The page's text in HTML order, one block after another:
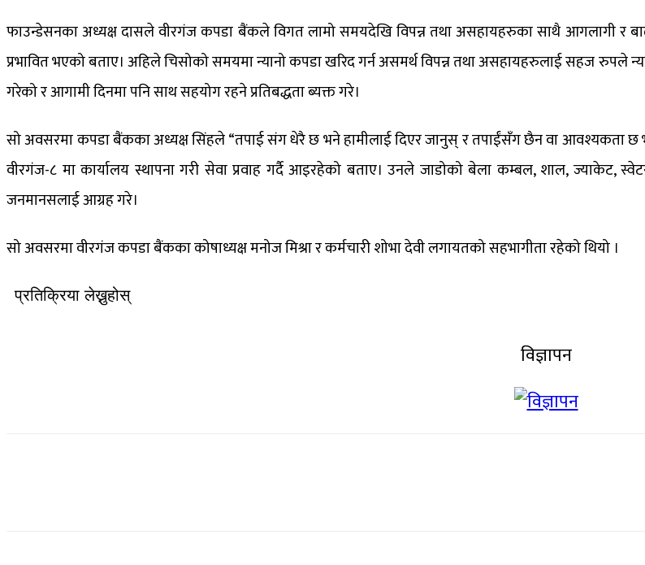
फाउन्डेसनका अध्यक्ष दासले वीरगंज कपडा बैंकले विगत लामो समयदेखि विपन्न तथा असहायहरुका साथै आगलागी र
प्रभावित भएको बताए। अहिले चिसोको समयमा न्यानो कपडा खरिद गर्न असमर्थ विपन्न तथा असहायहरुलाई सहज रुपले
गरेको र आगामी दिनमा ​पनि साथ सहयोग रहने प्रतिबद्धता ब्यक्त गरे।
सो अवसरमा ​कपडा बैंकका अध्यक्ष सिंहले “तपाई संग धेरै छ भने हामी​लाई दिएर जानु​स् र तपाईंसँग छैन वा आवश्यकता छ
वीर​गंज-८ मा कार्यालय स्थापना ​गरी सेवा प्रवाह गर्दै आइरहेको बता​ए। ​उनले जाडो​को बेला कम्बल, शाल, ज्याकेट,
जनमानसलाई आग्रह ​गरे।
​सो अवसरमा वीरगंज कपडा बैंकका कोषाध्यक्ष मनोज मिश्रा र कर्मचारी शोभा देवी लगायतको सहभागीता रहेको थियो ।
प्रतिक्रिया लेख्नुहोस्
विज्ञापन